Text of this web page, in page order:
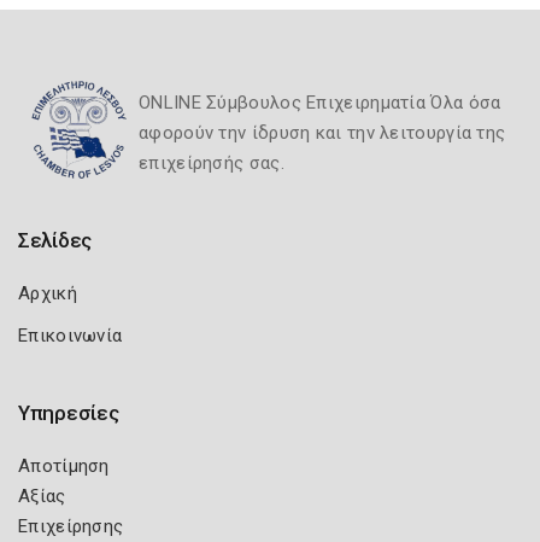
ONLINE Σύμβουλος Επιχειρηματία Όλα όσα
αφορούν την ίδρυση και την λειτουργία της
επιχείρησής σας.
Σελίδες
Αρχική
Επικοινωνία
Υπηρεσίες
Αποτίμηση
Αξίας
Επιχείρησης